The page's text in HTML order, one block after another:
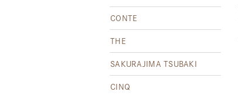
CONTE
THE
SAKURAJIMA TSUBAKI
CINQ